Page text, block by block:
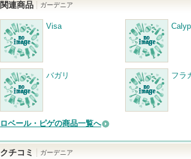
関連商品 ガーデニア
Visa
バガリ フラ
ロベール・ピゲの商品一覧へ
クチコミ ガーデニア